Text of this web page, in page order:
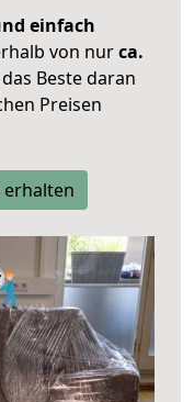
einfach
von nurca.
Beste daran
Preisen
erhalten